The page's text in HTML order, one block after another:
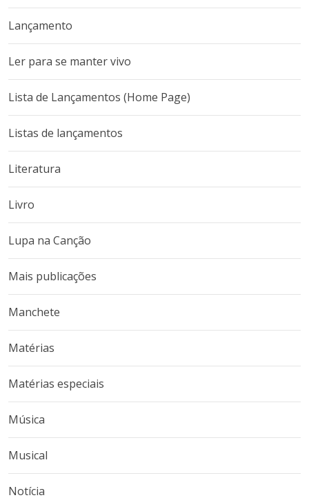
Lançamento
Ler para se manter vivo
Lista de Lançamentos (Home Page)
Listas de lançamentos
Literatura
Livro
Lupa na Canção
Mais publicações
Manchete
Matérias
Matérias especiais
Música
Musical
Notícia